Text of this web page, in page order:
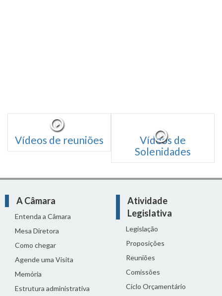
Vídeos de reuniões
Vídeos de
Solenidades
A Câmara
Entenda a Câmara
Mesa Diretora
Como chegar
Agende uma Visita
Memória
Estrutura administrativa
Atividade
Legislativa
Legislação
Proposições
Reuniões
Comissões
Ciclo Orçamentário